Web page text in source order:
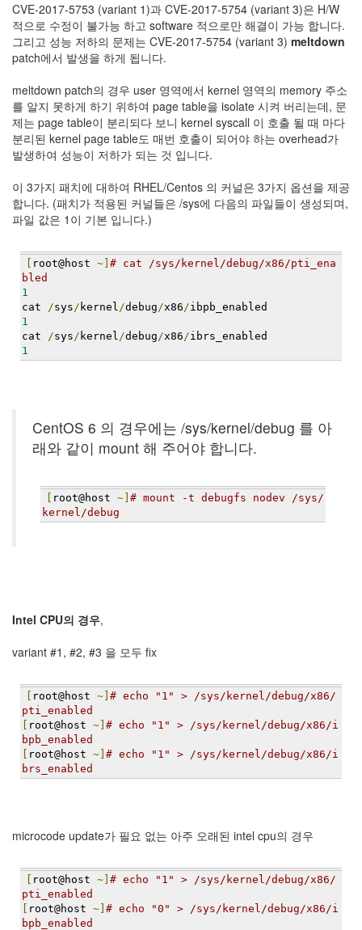
CVE-2017-5753 (variant 1)과 CVE-2017-5754 (variant 3)은 H/W
적으로 수정이 불가능 하고 software 적으로만 해결이 가능 합니다.
그리고 성능 저하의 문제는 CVE-2017-5754 (variant 3) meltdown
patch에서 발생을 하게 됩니다.
meltdown patch의 경우 user 영역에서 kernel 영역의 memory 주소
를 알지 못하게 하기 위하여 page table을 isolate 시켜 버리는데, 문
제는 page table이 분리되다 보니 kernel syscall 이 호출 될 때 마다
분리된 kernel page table도 매번 호출이 되어야 하는 overhead가
발생하여 성능이 저하가 되는 것 입니다.
이 3가지 패치에 대하여 RHEL/Centos 의 커널은 3가지 옵션을 제공
합니다. (패치가 적용된 커널들은 /sys에 다음의 파일들이 생성되며,
파일 값은 1이 기본 입니다.)
root@host ~] # cat /sys/kernel/debug/x86/pti_ena
bled
1
cat /sys/ kernel/debug/x86/ibpb_enabled
1
cat /sys/ kernel/debug/x86/ibrs_enabled
1
CentOS 6 의 경우에는 /sys/kernel/debug 를 아
래와 같이 mount 해 주어야 합니다.
root@host ~] # mount -t debugfs nodev /sys/
kernel/debug
Intel CPU의 경우,
variant #1, #2, #3 을 모두 fix
root@host ~] # echo "1" > /sys/kernel/debug/x86/
pti_enabled
root@host ~] # echo "1" > /sys/kernel/debug/x86/i
bpb_enabled
root@host ~] # echo "1" > /sys/kernel/debug/x86/i
brs_enabled
microcode update가 필요 없는 아주 오래된 intel cpu의 경우
root@host ~] # echo "1" > /sys/kernel/debug/x86/
pti_enabled
root@host ~] # echo "0" > /sys/kernel/debug/x86/i
bpb_enabled
체
192
주
절
절
30
군
이
11
째
사
고
지
Tech
143
안
녕
리
로
그
Mozilla
3
Diving
제
품
리
뷰
Daweikala
1.5V
ion
3800...